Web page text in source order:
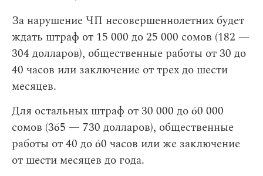
За нарушение ЧП несовершеннолетних будет
ждать штраф от 15 000 до 25 000 сомов (182 —
304 долларов), общественные работы от 30 до
40 часов или заключение от трех до шести
месяцев.
Для остальных штраф от 30 000 до 60 000
сомов (365 — 730 долларов), общественные
работы от 40 до 60 часов или же заключение
от шести месяцев до года.